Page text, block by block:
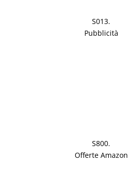
S013.
Pubblicità
S800.
Offerte Amazon